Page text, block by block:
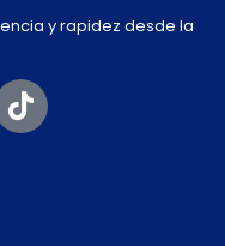
y rapidez desde la